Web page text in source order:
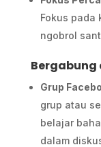
Fokus pada
ngobrol
Bergabung
Grup
grup atau
belajar
dalam